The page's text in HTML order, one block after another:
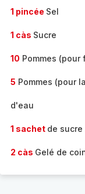
1 pincée Sel
1 càs Sucre
10 Pommes (pour
5 Pommes (pour
d'eau
1 sachet de
2 càs Gelé de